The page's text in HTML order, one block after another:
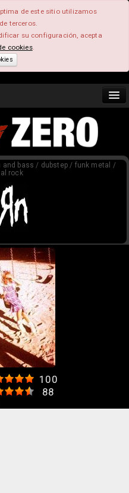
de este sitio utilizamos
terceros.
su configuración, acepta
cookies.
bass / dubstep / funk metal /
rock
100
88